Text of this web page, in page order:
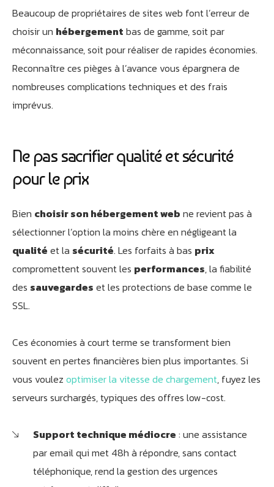
Beaucoup de propriétaires de sites web font l’erreur de
choisir un hébergement bas de gamme, soit par
méconnaissance, soit pour réaliser de rapides économies.
Reconnaître ces pièges à l’avance vous épargnera de
nombreuses complications techniques et des frais
imprévus.
Ne pas sacrifier qualité et sécurité
pour le prix
Bien choisir son hébergement web ne revient pas à
sélectionner l’option la moins chère en négligeant la
qualité et la sécurité. Les forfaits à bas prix
compromettent souvent les performances, la fiabilité
des sauvegardes et les protections de base comme le
SSL.
Ces économies à court terme se transforment bien
souvent en pertes financières bien plus importantes. Si
vous voulez optimiser la vitesse de chargement, fuyez les
serveurs surchargés, typiques des offres low-cost.
Support technique médiocre : une assistance
par email qui met 48h à répondre, sans contact
téléphonique, rend la gestion des urgences